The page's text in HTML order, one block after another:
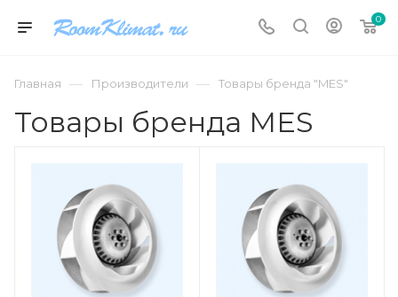
0
Главная — Производители — Товары бренда "MES"
Товары бренда MES